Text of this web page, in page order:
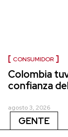
CONSUMIDOR
Colombia
confianza
agosto 3, 2026
GENTE